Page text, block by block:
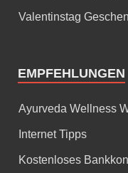
Valentinstag
EMPFEHLUNGEN
Ayurveda Wellness
Internet Tipps
Kostenloses